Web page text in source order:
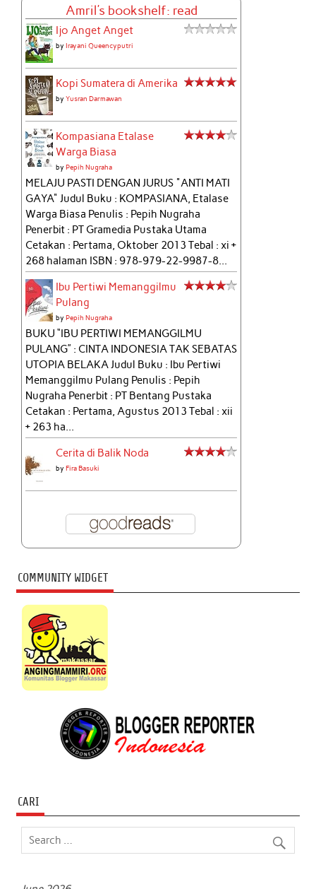
Amril's bookshelf: read
Ijo Anget Anget
byIrayani Queencyputri
Kopi Sumatera di Amerika
byYusran Darmawan
Kompasiana Etalase
Warga Biasa
byPepih Nugraha
MELAJU PASTI DENGAN JURUS "ANTI MATI
GAYA" Judul Buku : KOMPASIANA, Etalase
Warga Biasa Penulis : Pepih Nugraha
Penerbit : PT Gramedia Pustaka Utama
Cetakan : Pertama, Oktober 2013 Tebal : xi +
268 halaman ISBN : 978-979-22-9987-8...
Ibu Pertiwi Memanggilmu
Pulang
byPepih Nugraha
BUKU “IBU PERTIWI MEMANGGILMU
PULANG” : CINTA INDONESIA TAK SEBATAS
UTOPIA BELAKA Judul Buku : Ibu Pertiwi
Memanggilmu Pulang Penulis : Pepih
Nugraha Penerbit : PT Bentang Pustaka
Cetakan : Pertama, Agustus 2013 Tebal : xii
+ 263 ha...
Cerita di Balik Noda
byFira Basuki
COMMUNITY WIDGET
CARI